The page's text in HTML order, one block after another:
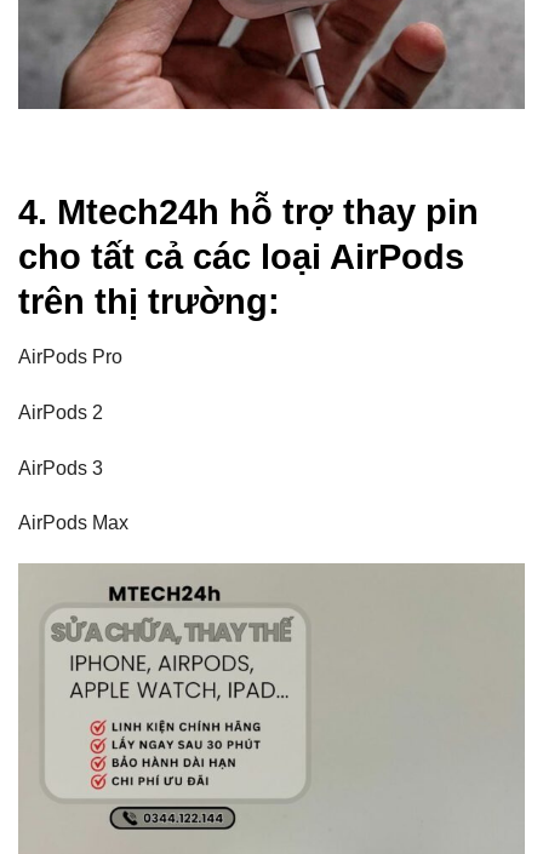
4. Mtech24h hỗ trợ thay pin
cho tất cả các loại AirPods
trên thị trường:
AirPods Pro
AirPods 2
AirPods 3
AirPods Max